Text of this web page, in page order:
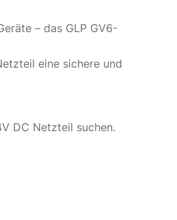
– das GLP GV6-
eine sichere und
DC Netzteil suchen.